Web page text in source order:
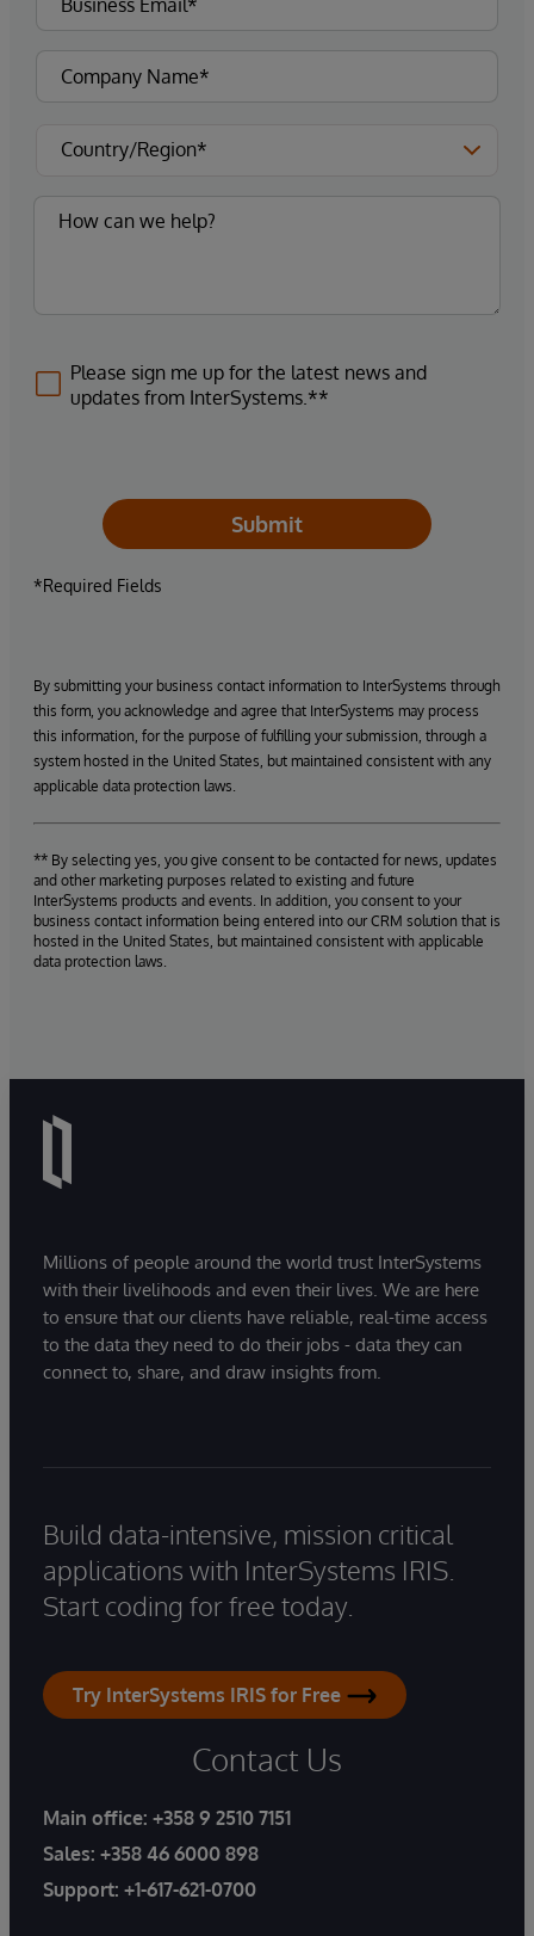
Please sign me up for the latest news and
updates from InterSystems.**
Submit
*Required Fields
By submitting your business contact information to InterSystems through
this form, you acknowledge and agree that InterSystems may process
this information, for the purpose of fulfilling your submission, through a
system hosted in the United States, but maintained consistent with any
applicable data protection laws.
** By selecting yes, you give consent to be contacted for news, updates
and other marketing purposes related to existing and future
InterSystems products and events. In addition, you consent to your
business contact information being entered into our CRM solution that is
hosted in the United States, but maintained consistent with applicable
data protection laws.
Millions of people around the world trust InterSystems
with their livelihoods and even their lives. We are here
to ensure that our clients have reliable, real-time access
to the data they need to do their jobs - data they can
connect to, share, and draw insights from.
Build data-intensive, mission critical
applications with InterSystems IRIS.
Start coding for free today.
Try InterSystems IRIS for Free
Contact Us
Main office: +358 9 2510 7151
Sales: +358 46 6000 898
Support: +1-617-621-0700